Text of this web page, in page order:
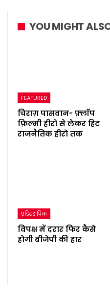
YOU MIGHT
FEATURED
चिराग़ पासवान- फ़्लॉप
फ़िल्मी हीरो से लेकर हिट
राजनैतिक हीरो तक
एडिटर पिक
विपक्ष में दरार फिर कैसे
होगी बीजेपी की हार